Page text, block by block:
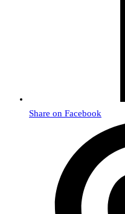
Share on Facebook